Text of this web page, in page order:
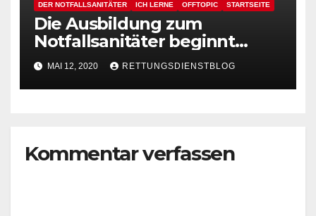
DER NOTFALLSANITÄTER ICH LERNE OFFTOPIC STARTSEITE
Die Ausbildung zum
Notfallsanitäter beginnt…
MAI 12, 2020 RETTUNGSDIENSTBLOG
Kommentar verfassen